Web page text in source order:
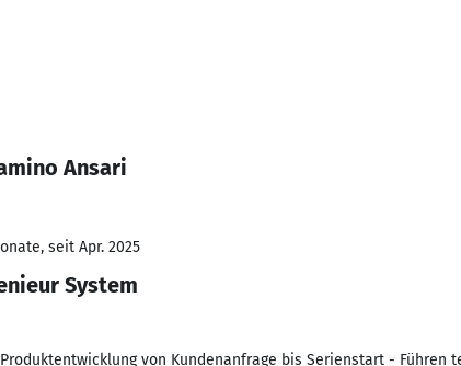
Ansari
seit Apr. 2025
System
von Kundenanfrage bis Serienstart - Führen